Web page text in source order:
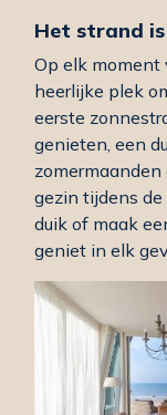
Het strand
Op elk moment
heerlijke plek
eerste
genieten, een
gezin tijdens
duik of maak
geniet in elk